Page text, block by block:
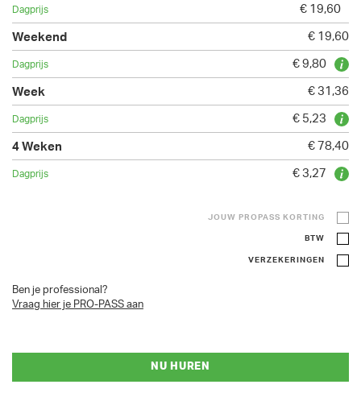
€ 19,60
€ 19,60
€ 9,80
€ 31,36
€ 5,23
€ 78,40
€ 3,27
JOUW PROPASS KORTING
BTW
VERZEKERINGEN
Ben je professional?
Vraag hier je PRO-PASS aan
NU HUREN